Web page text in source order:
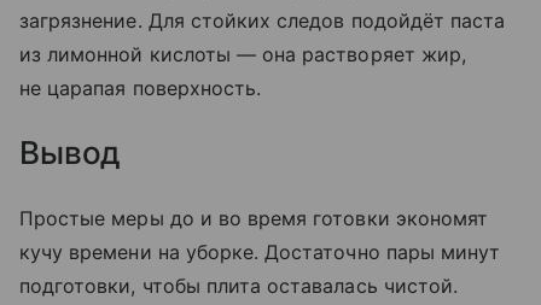
загрязнение. Для стойких следов подойдёт паста
из лимонной кислоты — она растворяет жир,
не царапая поверхность.
Вывод
Простые меры до и во время готовки экономят
кучу времени на уборке. Достаточно пары минут
подготовки, чтобы плита оставалась чистой.